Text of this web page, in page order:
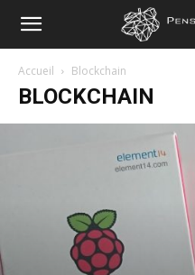
Pensée
Artificielle
Accueil Blockchain
BLOCKCHAIN